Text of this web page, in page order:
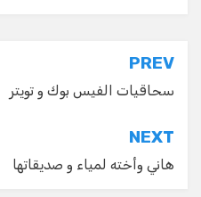
تصفّح
المقالات
PREV
سحاقيات الفيس بوك و تويتر
NEXT
هاني وأخته لمياء و صديقاتها